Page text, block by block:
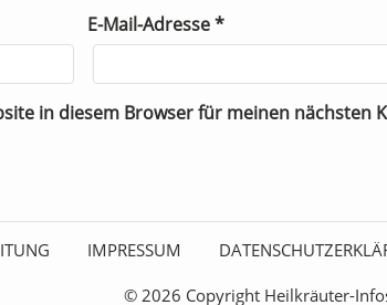
E-Mail-Adresse*
in diesem Browser für meinen nächsten
IMPRESSUM
© 2026 Copyright Heilkräuter-